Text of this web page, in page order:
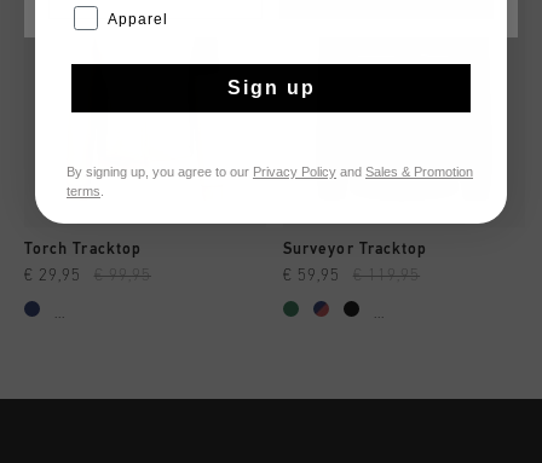
Torch Tracktop
€ 29,95 € 99,95
...
Surveyor Tracktop
€ 59,95 € 119,95
...
Apparel
Sign up
By signing up, you agree to our Privacy Policy and Sales & Promotion
terms